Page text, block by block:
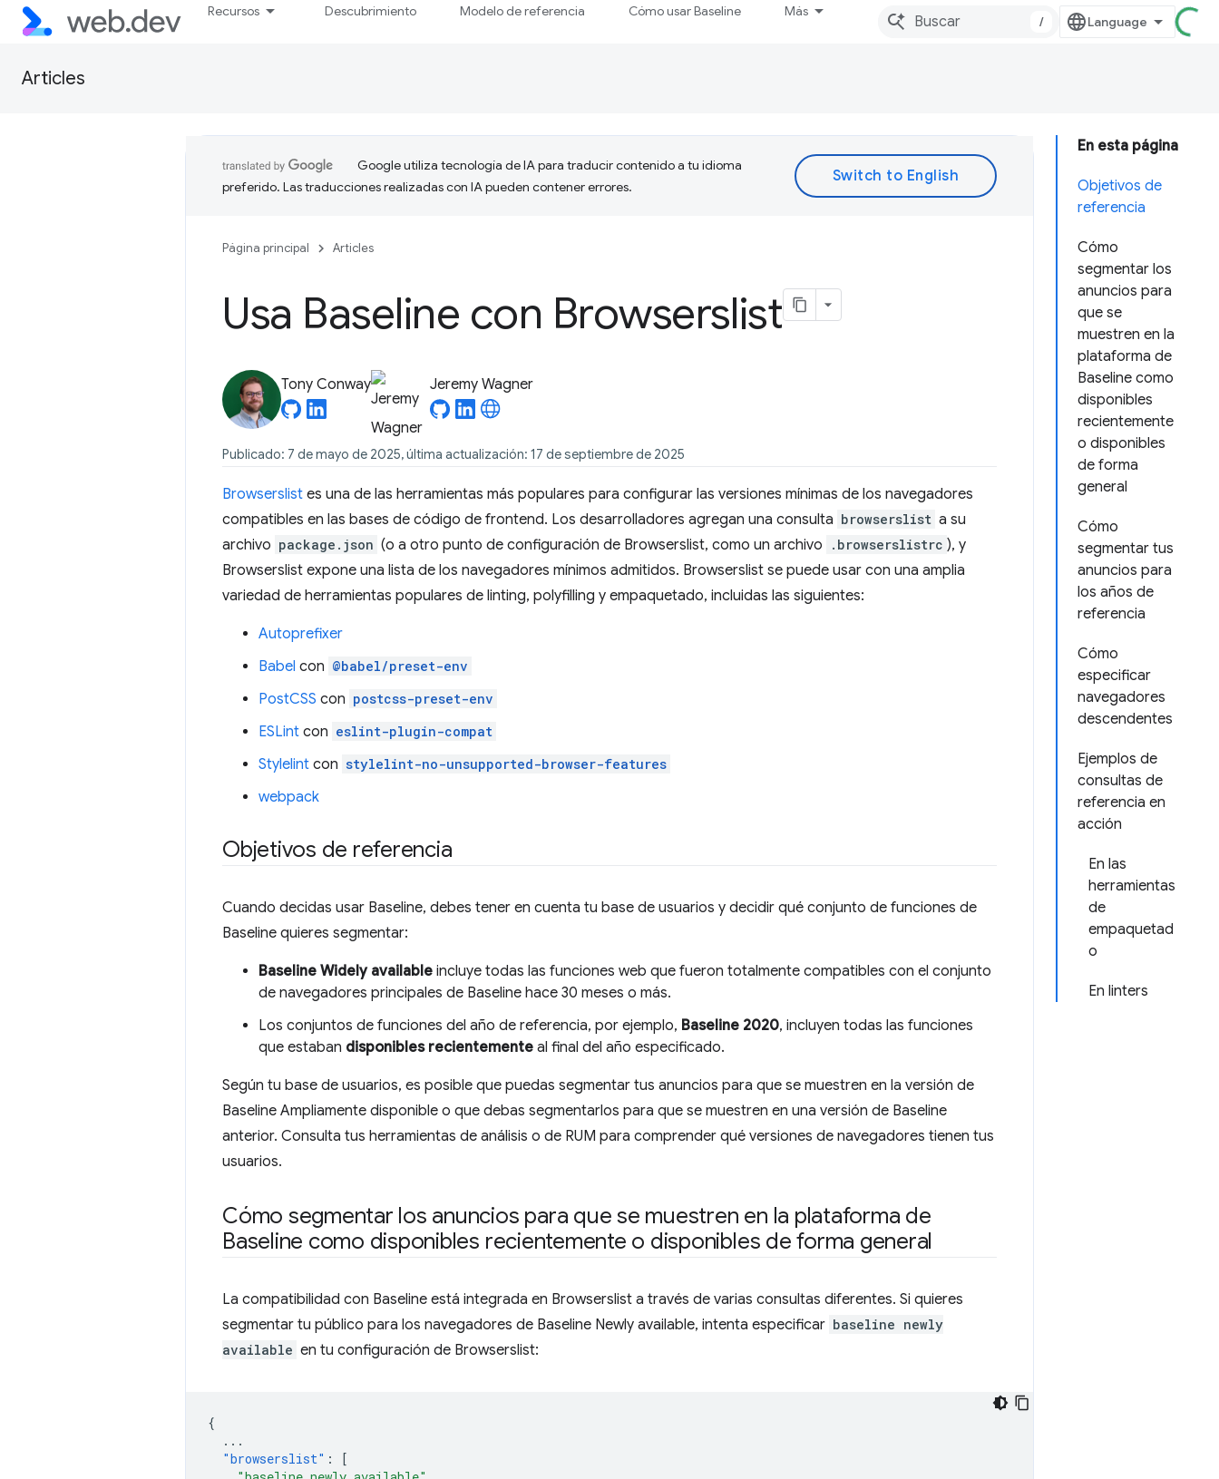
Recursos Descubrimiento Modelo de referencia Cómo usar Baseline Más
/
Articles
En esta página
Objetivos de
referencia
Cómo
segmentar los
anuncios para
que se
muestren en la
plataforma de
Baseline como
disponibles
recientemente
o disponibles
de forma
general
Cómo
segmentar tus
anuncios para
los años de
referencia
Cómo
especificar
navegadores
descendentes
Ejemplos de
consultas de
referencia en
acción
En las
herramientas
de
empaquetad
o
En linters
Google utiliza tecnología de IA para traducir contenido a tu idioma
preferido. Las traducciones realizadas con IA pueden contener errores.
Página principal Articles
Usa Baseline con Browserslist
Tony Conway Jeremy Wagner
Publicado: 7 de mayo de 2025, última actualización: 17 de septiembre de 2025
Browserslist es una de las herramientas más populares para configurar las versiones mínimas de los navegadores
compatibles en las bases de código de frontend. Los desarrolladores agregan una consulta browserslist a su
archivo package.json (o a otro punto de configuración de Browserslist, como un archivo .browserslistrc ), y
Browserslist expone una lista de los navegadores mínimos admitidos. Browserslist se puede usar con una amplia
variedad de herramientas populares de linting, polyfilling y empaquetado, incluidas las siguientes:
Autoprefixer
Babel con @babel/preset-env
PostCSS con postcss-preset-env
ESLint con eslint-plugin-compat
Stylelint con stylelint-no-unsupported-browser-features
webpack
Objetivos de referencia
Cuando decidas usar Baseline, debes tener en cuenta tu base de usuarios y decidir qué conjunto de funciones de
Baseline quieres segmentar:
Baseline Widely available incluye todas las funciones web que fueron totalmente compatibles con el conjunto
de navegadores principales de Baseline hace 30 meses o más.
Los conjuntos de funciones del año de referencia, por ejemplo, Baseline 2020, incluyen todas las funciones
que estaban disponibles recientemente al final del año especificado.
Según tu base de usuarios, es posible que puedas segmentar tus anuncios para que se muestren en la versión de
Baseline Ampliamente disponible o que debas segmentarlos para que se muestren en una versión de Baseline
anterior. Consulta tus herramientas de análisis o de RUM para comprender qué versiones de navegadores tienen tus
usuarios.
Cómo segmentar los anuncios para que se muestren en la plataforma de
Baseline como disponibles recientemente o disponibles de forma general
La compatibilidad con Baseline está integrada en Browserslist a través de varias consultas diferentes. Si quieres
segmentar tu público para los navegadores de Baseline Newly available, intenta especificar baseline newly
available en tu configuración de Browserslist:
{
...
"browserslist" :
[